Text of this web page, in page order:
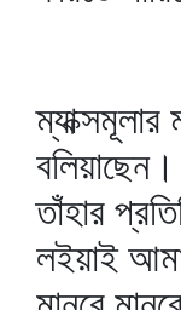
ম্যাক্সমূলার
তাঁহার
লইয়াই